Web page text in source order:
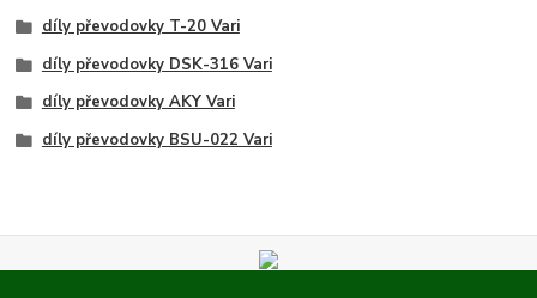
díly převodovky T-20 Vari
díly převodovky DSK-316 Vari
díly převodovky AKY Vari
díly převodovky BSU-022 Vari